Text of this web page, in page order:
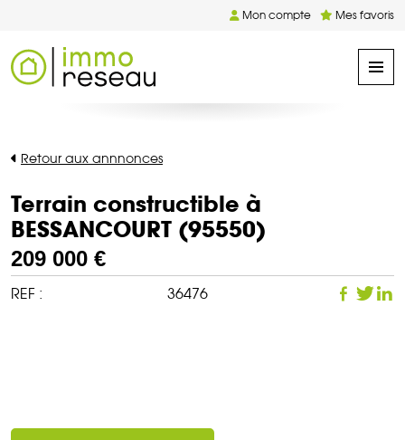
Mon compte Mes favoris
Retour aux annnonces
Terrain constructible à
BESSANCOURT (95550)
209 000 €
REF : 36476